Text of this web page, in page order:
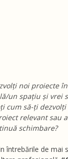
noi proiecte
un spațiu și vrei
cum să-ți
relevant sau
schimbare?
întrebările de mai